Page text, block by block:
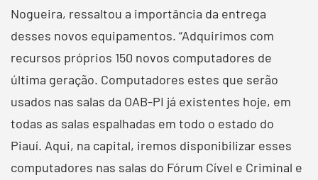
Nogueira, ressaltou a importância da entrega
desses novos equipamentos. “Adquirimos com
recursos próprios 150 novos computadores de
última geração. Computadores estes que serão
usados nas salas da OAB-PI já existentes hoje, em
todas as salas espalhadas em todo o estado do
Piauí. Aqui, na capital, iremos disponibilizar esses
computadores nas salas do Fórum Cível e Criminal e